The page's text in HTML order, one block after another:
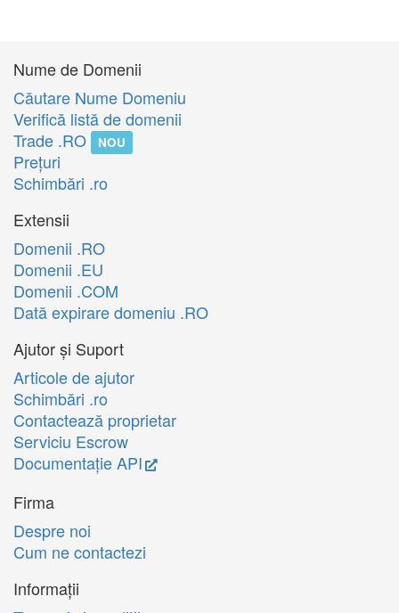
Nume de Domenii
Căutare Nume Domeniu
Verifică listă de domenii
Trade .RO
NOU
Preţuri
Schimbări .ro
Extensii
Domenii .RO
Domenii .EU
Domenii .COM
Dată expirare domeniu .RO
Ajutor și Suport
Articole de ajutor
Schimbări .ro
Contactează proprietar
Serviciu Escrow
Documentație API
Firma
Despre noi
Cum ne contactezi
Informații